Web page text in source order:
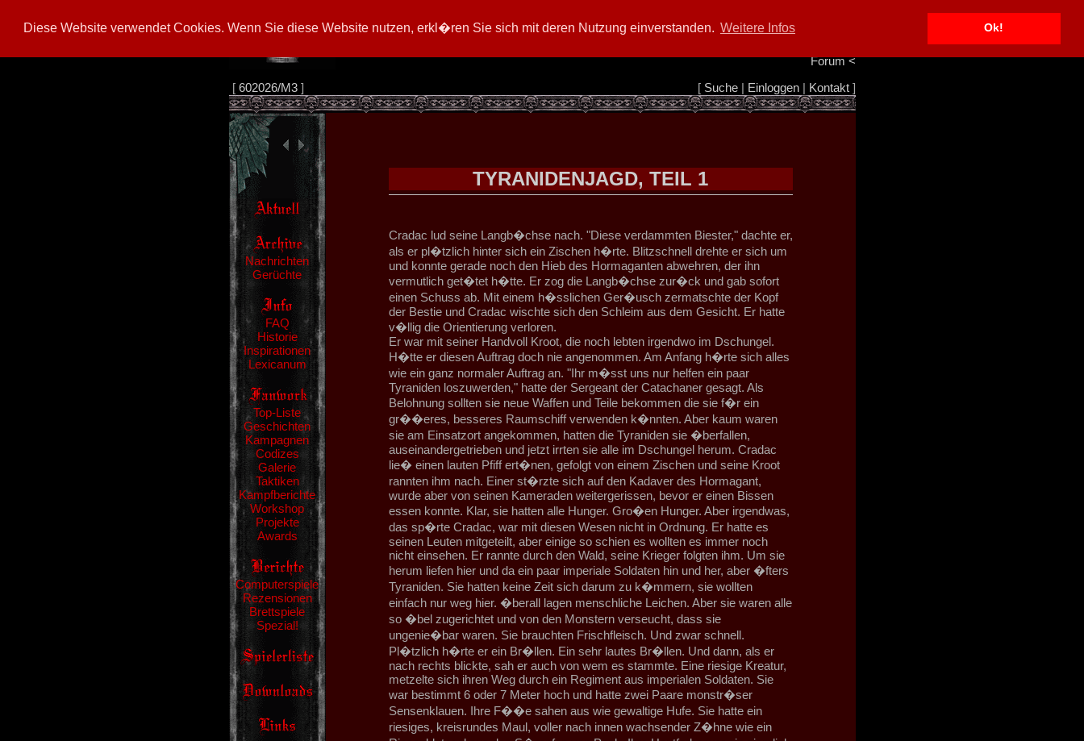
Diese Website verwendet Cookies. Wenn Sie diese Website nutzen, erkl�ren Sie sich mit deren Nutzung einverstanden. Weitere Infos Ok!
Info/Impressum
Forum<
[ 602026/M3] [ Suche| Einloggen| Kontakt]
Nachrichten
Gerüchte
FAQ
Historie
Inspirationen
Lexicanum
Top-Liste
Geschichten
Kampagnen
Codizes
Galerie
Taktiken
Kampfberichte
Workshop
Projekte
Awards
Computerspiele
Rezensionen
Brettspiele
Spezial!
TYRANIDENJAGD, TEIL 1
Cradac lud seine Langb�chse nach. "Diese verdammten Biester," dachte er,
als er pl�tzlich hinter sich ein Zischen h�rte. Blitzschnell drehte er sich um
und konnte gerade noch den Hieb des Hormaganten abwehren, der ihn
vermutlich get�tet h�tte. Er zog die Langb�chse zur�ck und gab sofort
einen Schuss ab. Mit einem h�sslichen Ger�usch zermatschte der Kopf
der Bestie und Cradac wischte sich den Schleim aus dem Gesicht. Er hatte
v�llig die Orientierung verloren.
Er war mit seiner Handvoll Kroot, die noch lebten irgendwo im Dschungel.
H�tte er diesen Auftrag doch nie angenommen. Am Anfang h�rte sich alles
wie ein ganz normaler Auftrag an. "Ihr m�sst uns nur helfen ein paar
Tyraniden loszuwerden," hatte der Sergeant der Catachaner gesagt. Als
Belohnung sollten sie neue Waffen und Teile bekommen die sie f�r ein
gr��eres, besseres Raumschiff verwenden k�nnten. Aber kaum waren
sie am Einsatzort angekommen, hatten die Tyraniden sie �berfallen,
auseinandergetrieben und jetzt irrten sie alle im Dschungel herum. Cradac
lie� einen lauten Pfiff ert�nen, gefolgt von einem Zischen und seine Kroot
rannten ihm nach. Einer st�rzte sich auf den Kadaver des Hormagant,
wurde aber von seinen Kameraden weitergerissen, bevor er einen Bissen
essen konnte. Klar, sie hatten alle Hunger. Gro�en Hunger. Aber irgendwas,
das sp�rte Cradac, war mit diesen Wesen nicht in Ordnung. Er hatte es
seinen Leuten mitgeteilt, aber einige so schien es wollten es immer noch
nicht einsehen. Er rannte durch den Wald, seine Krieger folgten ihm. Um sie
herum liefen hier und da ein paar imperiale Soldaten hin und her, aber �fters
Tyraniden. Sie hatten keine Zeit sich darum zu k�mmern, sie wollten
einfach nur weg hier. �berall lagen menschliche Leichen. Aber sie waren alle
so �bel zugerichtet und von den Monstern verseucht, dass sie
ungenie�bar waren. Sie brauchten Frischfleisch. Und zwar schnell.
Pl�tzlich h�rte er ein Br�llen. Ein sehr lautes Br�llen. Und dann, als er
nach rechts blickte, sah er auch von wem es stammte. Eine riesige Kreatur,
metzelte sich ihren Weg durch ein Regiment aus imperialen Soldaten. Sie
war bestimmt 6 oder 7 Meter hoch und hatte zwei Paare monstr�ser
Sensenklauen. Ihre F��e sahen aus wie gewaltige Hufe. Sie hatte ein
riesiges, kreisrundes Maul, voller nach innen wachsender Z�hne wie ein